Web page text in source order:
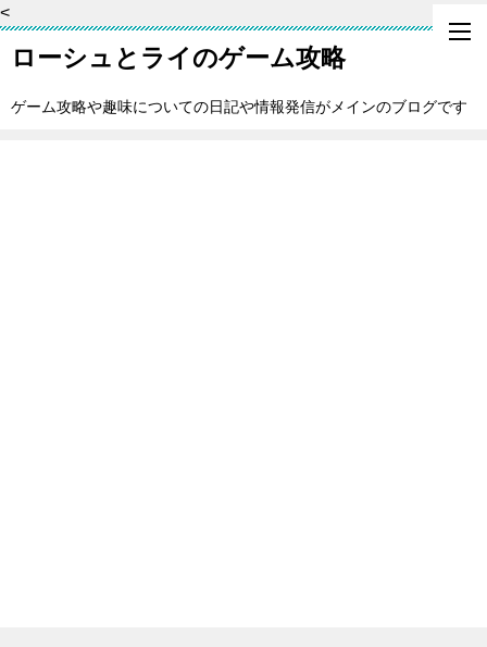
<
ローシュとライのゲーム攻略
ゲーム攻略や趣味についての日記や情報発信がメインのブログです